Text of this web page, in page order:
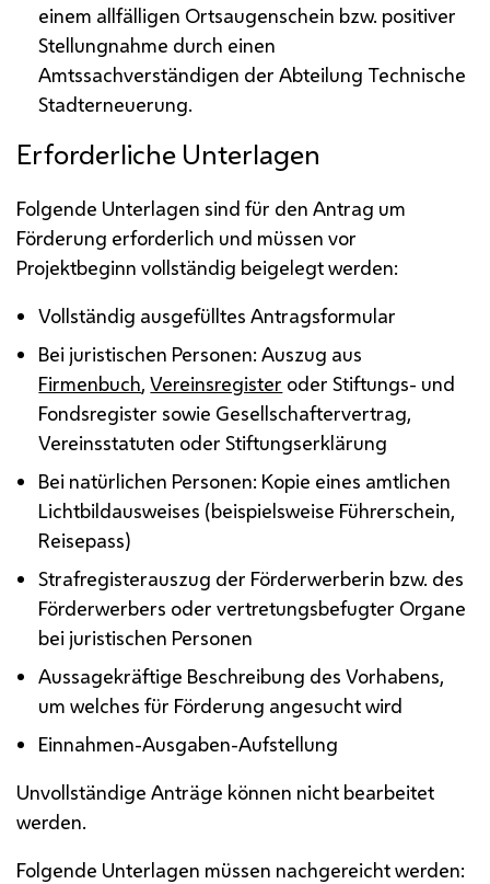
einem allfälligen Ortsaugenschein bzw. positiver
Stellungnahme durch einen
Amtssachverständigen der Abteilung Technische
Stadterneuerung.
Erforderliche Unterlagen
Folgende Unterlagen sind für den Antrag um
Förderung erforderlich und müssen vor
Projektbeginn vollständig beigelegt werden:
Vollständig ausgefülltes Antragsformular
Bei juristischen Personen: Auszug aus
Firmenbuch,Vereinsregister oder Stiftungs- und
Fondsregister sowie Gesellschaftervertrag,
Vereinsstatuten oder Stiftungserklärung
Bei natürlichen Personen: Kopie eines amtlichen
Lichtbildausweises (beispielsweise Führerschein,
Reisepass)
Strafregisterauszug der Förderwerberin bzw. des
Förderwerbers oder vertretungsbefugter Organe
bei juristischen Personen
Aussagekräftige Beschreibung des Vorhabens,
um welches für Förderung angesucht wird
Einnahmen-Ausgaben-Aufstellung
Unvollständige Anträge können nicht bearbeitet
werden.
Folgende Unterlagen müssen nachgereicht werden: